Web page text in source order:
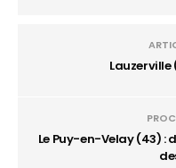
Lauzerville
Le Puy-en-Velay (43) :